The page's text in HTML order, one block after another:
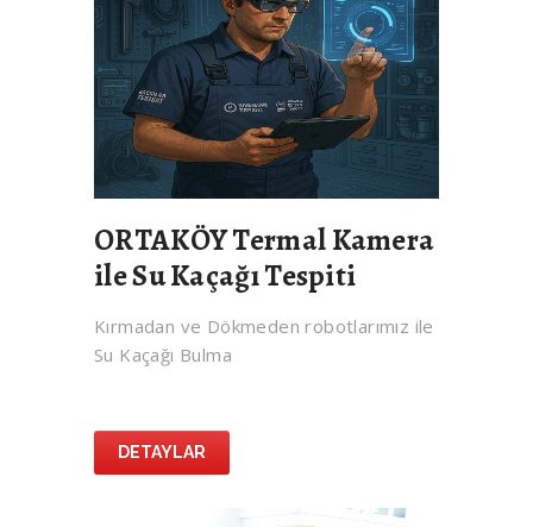
ORTAKÖY Termal Kamera
ile Su Kaçağı Tespiti
Kırmadan ve Dökmeden robotlarımız ile
Su Kaçağı Bulma
DETAYLAR